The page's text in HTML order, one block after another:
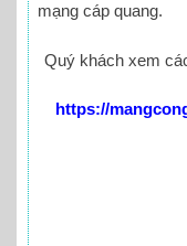
mạng cáp quang.
Quý khách xem
https://